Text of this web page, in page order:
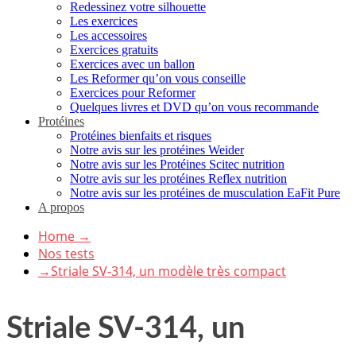
Redessinez votre silhouette
Les exercices
Les accessoires
Exercices gratuits
Exercices avec un ballon
Les Reformer qu’on vous conseille
Exercices pour Reformer
Quelques livres et DVD qu’on vous recommande
Protéines
Protéines bienfaits et risques
Notre avis sur les protéines Weider
Notre avis sur les Protéines Scitec nutrition
Notre avis sur les protéines Reflex nutrition
Notre avis sur les protéines de musculation EaFit Pure
A propos
Home →
Nos tests
→Striale SV-314, un modèle très compact
Striale SV-314, un